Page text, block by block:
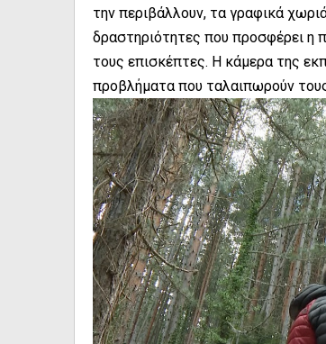
την περιβάλλουν, τα γραφικά
δραστηριότητες που προσφέρει η
τους επισκέπτες. Η κάμερα της
προβλήματα που ταλαιπωρούν